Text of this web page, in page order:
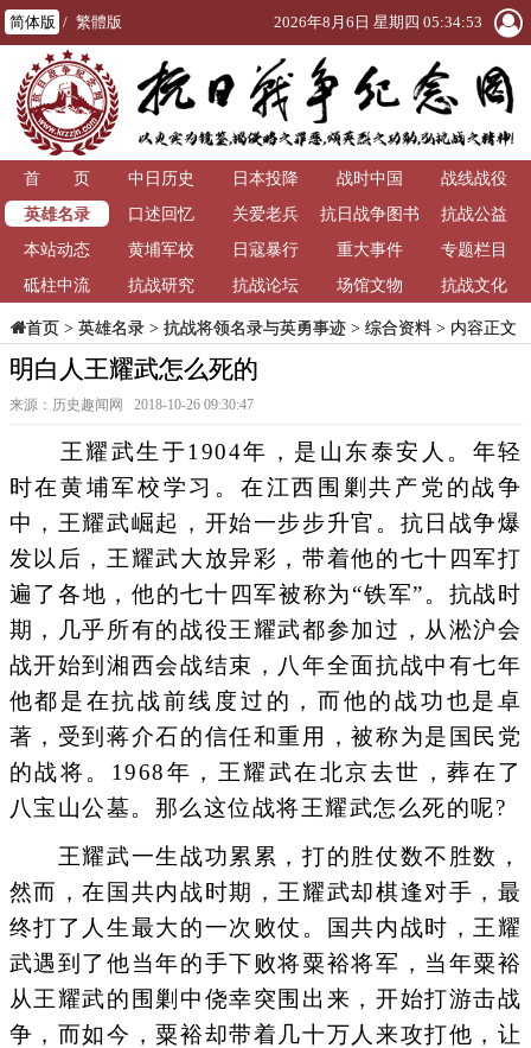
简体版 / 繁體版 2026年8月6日 星期四 05:34:54
首 页 中日历史 日本投降 战时中国
战线战役
英雄名录
口述回忆 关爱老兵
抗日战争图书
馆
抗战公益
本站动态
黄埔军校 日寇暴行 重大事件
专题栏目
砥柱中流
抗战研究 抗战论坛 场馆文物 抗战文化
首页> 英雄名录> 抗战将领名录与英勇事迹> 综合资料> 内容正文
明白人王耀武怎么死的
来源：历史趣闻网 2018-10-26 09:30:47
王耀武生于1904年，是山东泰安人。年轻
时在黄埔军校学习。在江西围剿共产党的战争
中，王耀武崛起，开始一步步升官。抗日战争爆
发以后，王耀武大放异彩，带着他的七十四军打
遍了各地，他的七十四军被称为“铁军”。抗战时
期，几乎所有的战役王耀武都参加过，从淞沪会
战开始到湘西会战结束，八年全面抗战中有七年
他都是在抗战前线度过的，而他的战功也是卓
著，受到蒋介石的信任和重用，被称为是国民党
的战将。1968年，王耀武在北京去世，葬在了
八宝山公墓。那么这位战将王耀武怎么死的呢?
王耀武一生战功累累，打的胜仗数不胜数，
然而，在国共内战时期，王耀武却棋逢对手，最
终打了人生最大的一次败仗。国共内战时，王耀
武遇到了他当年的手下败将粟裕将军，当年粟裕
从王耀武的围剿中侥幸突围出来，开始打游击战
争，而如今，粟裕却带着几十万人来攻打他，让